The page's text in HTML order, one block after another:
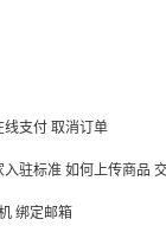
线支付 取消订单
入驻标准 如何上传商品
绑定邮箱